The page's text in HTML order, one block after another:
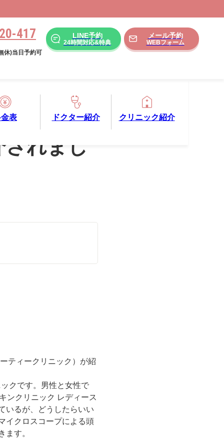
417
休)当日予約可
LINE予約
24時間対応&特典
メール予約
WEBフォーム
表 ドクター紹介 クリニック紹介
れまし
ティークリニック）が紹
クです。男性と女性で
ンクリニック レディース
いるが、どうしたらいい
イクロスコープによる頭
ます。